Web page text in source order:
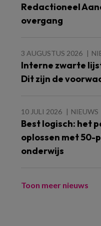
Redactioneel
overgang
3 AUGUSTUS 2026
Interne zwarte
Dit zijn de
10 JULI 2026 NIEUWS
Best logisch: het
oplossen met 50-
onderwijs
Toon meer nieuws